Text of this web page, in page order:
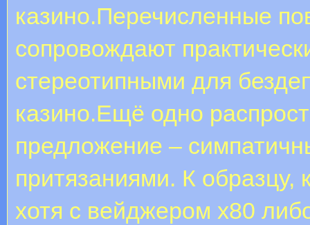
казино.Перечисленные
сопровождают
стереотипными для
казино.Ещё одно
предложение –
притязаниями. К образцу,
хотя с вейджером х80